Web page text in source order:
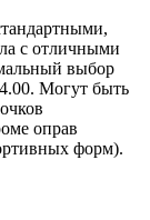
с отличными
выбор
Могут быть
оправ
форм).